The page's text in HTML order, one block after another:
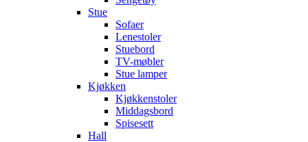
Stue
Sofaer
Lenestoler
Stuebord
TV-møbler
Stue lamper
Kjøkken
Kjøkkenstoler
Middagsbord
Spisesett
Hall